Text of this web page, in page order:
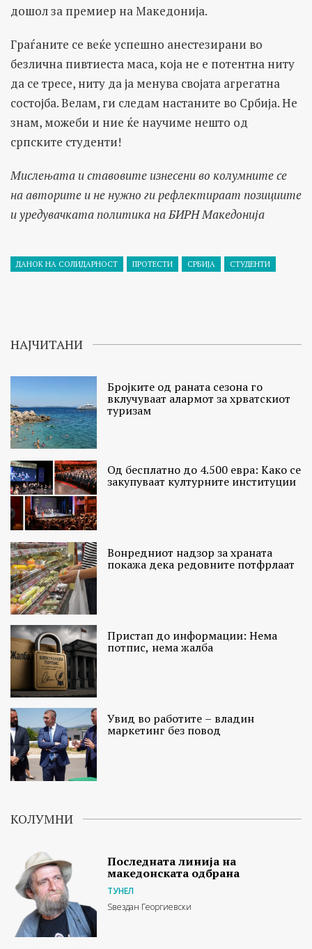
дошол за премиер на Македонија.
Граѓаните се веќе успешно анестезирани во
безлична пивтиеста маса, која не е потентна ниту
да се тресе, ниту да ја менува својата агрегатна
состојба. Велам, ги следам настаните во Србија. Не
знам, можеби и ние ќе научиме нешто од
српските студенти!
Мислењата и ставовите изнесени во колумните се
на авторите и не нужно ги рефлектираат позициите
и уредувачката политика на БИРН Македонија
ДАНОК НА СОЛИДАРНОСТ ПРОТЕСТИ СРБИЈА СТУДЕНТИ
НАЈЧИТАНИ
Бројките од раната сезона го
вклучуваат алармот за хрватскиот
туризам
Од бесплатно до 4.500 евра: Како се
закупуваат културните институции
Вонредниот надзор за храната
покажа дека редовните потфрлаат
Пристап до информации: Нема
потпис, нема жалба
Увид во работите – владин
маркетинг без повод
КОЛУМНИ
Последната линија на
македонската одбрана
ТУНЕЛ
Ѕвездан Георгиевски